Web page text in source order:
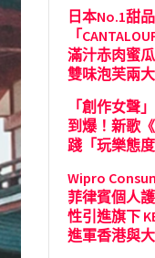
日本No.1甜
「
滿汁赤肉蜜
雙味泡芙兩
「創作女聲
到爆！新歌
踐「玩樂態度
Wipro
菲律賓個人
性引進旗下
進軍香港與